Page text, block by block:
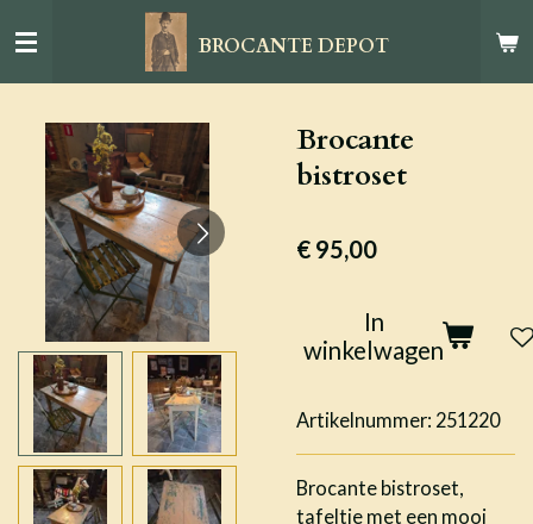
direct
naar
hoofdinhoud
BROCANTE DEPOT
Brocante
bistroset
€ 95,00
In
winkelwagen
Artikelnummer: 251220
Brocante bistroset,
tafeltje met een mooi